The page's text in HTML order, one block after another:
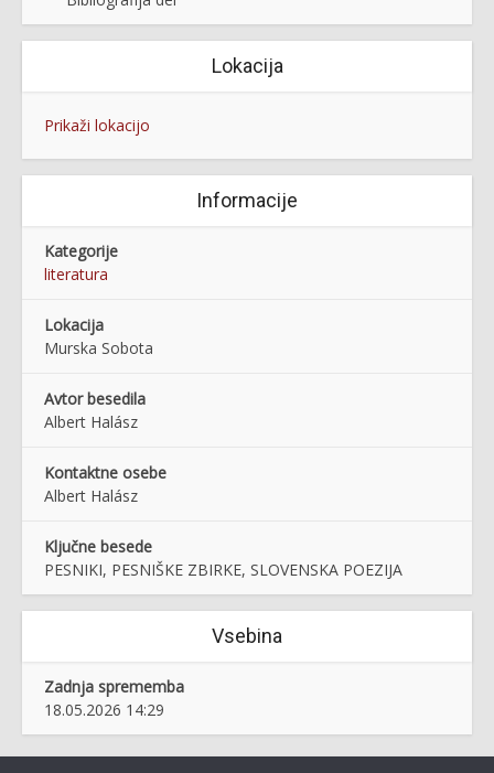
Lokacija
Prikaži lokacijo
Informacije
Kategorije
literatura
Lokacija
Murska Sobota
Avtor besedila
Albert Halász
Kontaktne osebe
Albert Halász
Ključne besede
PESNIKI, PESNIŠKE ZBIRKE, SLOVENSKA POEZIJA
Vsebina
Zadnja sprememba
18.05.2026 14:29